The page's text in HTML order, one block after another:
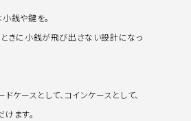
銭や鍵を。
きに小銭が飛び出さない設計になっ
ドケースとして、コインケースとして、
ます。